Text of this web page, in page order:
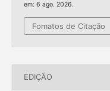
em: 6 ago. 2026.
Fomatos de Citação
EDIÇÃO